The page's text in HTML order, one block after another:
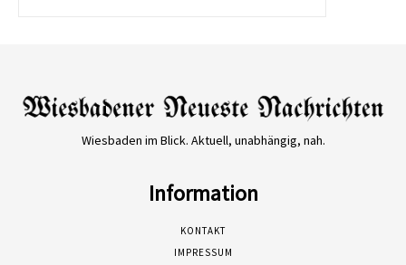
Wiesbaden im Blick. Aktuell, unabhängig, nah.
Information
KONTAKT
IMPRESSUM